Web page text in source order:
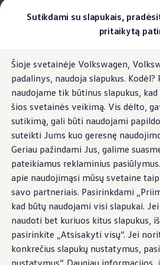
Sutikdami su slapukais,
pritaikytą
Šioje svetainėje Volkswagen,
padalinys, naudoja slapukus. Kodėl?
naudojame tik būtinus slapukus,
šios svetainės veikimą. Vis dėlto,
sutikimą, gali būti naudojami
suteikti Jums kuo geresnę
Geriau pažindami Jus, galime
pateikiamus reklaminius
apie naudojimąsi mūsų svetaine
savo partneriais. Pasirinkdami
kad būtų naudojami visi slapukai.
naudoti bet kuriuos kitus slapukus,
pasirinkite „Atsisakyti visų“. Jei
konkrečius slapukų nustatymus,
nustatymus“. Daugiau
pagrindinį
turinį
poraštę
Pasirinkite savo Volkswagen
Modeliai ir konfigūratorius
Naujasis ID. Cross
Konfigūruoti
Volkswagen komerciniai
Volkswagen automobilių e-
Pasiūlymai ir paslaugos
Jubiliejinis pasiūlymas
Garantija
Lizingas
Automobilio mainai
Volkswagen automobilių e-
Elektromobiliai ir hibridiniai
Valstybės parama
Elektromobiliai
ID. žinios
Įkrovimas ir ridos
Technologija ir
Perėjimas prie
Ekologinis tvarumas
Elektromobiliai
ID. programinės
Elektromobilių pristatymo
Orai
Kokie
Orų
programa iš
informaciją